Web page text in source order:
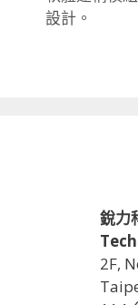
設計。
銳力
2F,